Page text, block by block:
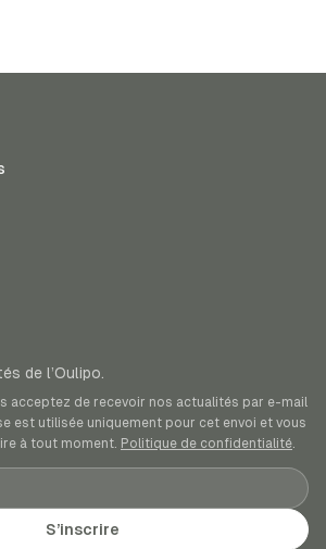
de l’Oulipo.
acceptez de recevoir nos actualités par e-mail
est utilisée uniquement pour cet envoi et vous
à tout moment. Politique de confidentialité.
S’inscrire